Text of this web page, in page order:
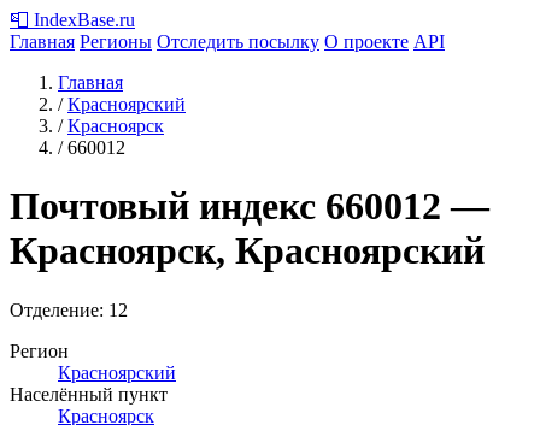
📮 IndexBase.ru
Главная Регионы Отследить посылку О проекте API
Главная
/ Красноярский
/ Красноярск
/ 660012
Почтовый индекс 660012 —
Красноярск, Красноярский
Отделение: 12
Регион
Красноярский
Населённый пункт
Красноярск